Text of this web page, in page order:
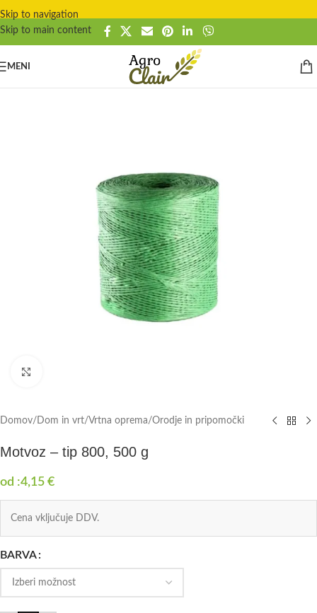
Skip to navigation
Skip to main content
MENI
Domov/ Dom in vrt/Vrtna oprema/Orodje in pripomočki
Motvoz – tip 800, 500 g
od :4,15 €
Cena vključuje DDV.
BARVA